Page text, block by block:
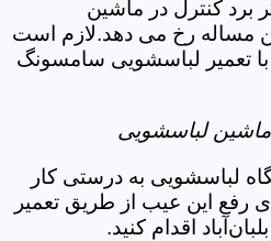
برد کنترل در ماشین
مساله رخ می دهد.لازم است
تعمیر لباسشویی سامسونگ
لباسشویی
لباسشویی به درستی کار
رفع این عیب از طریق تعمیر
اقدام کنید.